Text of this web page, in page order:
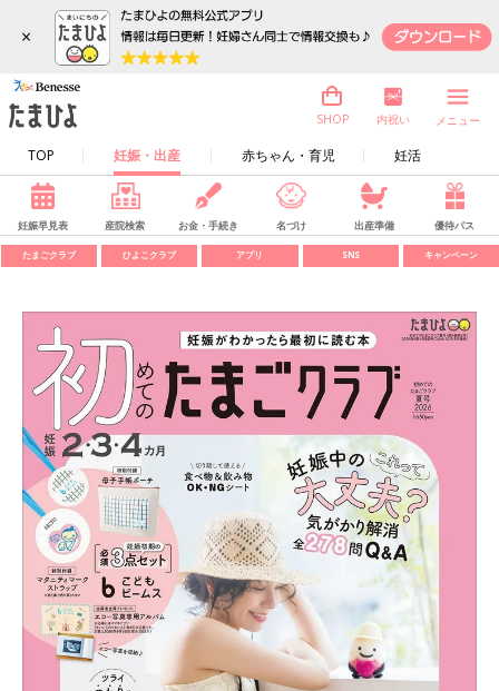
×
TOP 妊娠・出産 赤ちゃん・育児 妊活
SHOP 内祝い メニュー
妊娠早見表 産院検索 お金・手続き 名づけ 出産準備 優待パス
たまごクラブ ひよこクラブ アプリ SNS キャンペーン